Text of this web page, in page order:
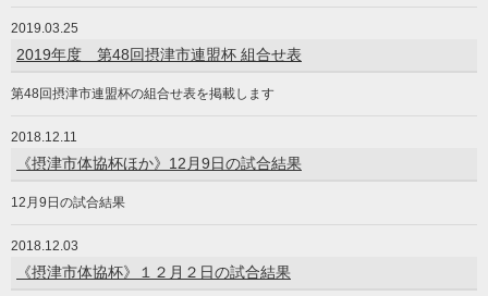
2019.03.25
2019年度 第48回摂津市連盟杯 組合せ表
第48回摂津市連盟杯の組合せ表を掲載します
2018.12.11
《摂津市体協杯ほか》12月9日の試合結果
12月9日の試合結果
2018.12.03
《摂津市体協杯》１２月２日の試合結果